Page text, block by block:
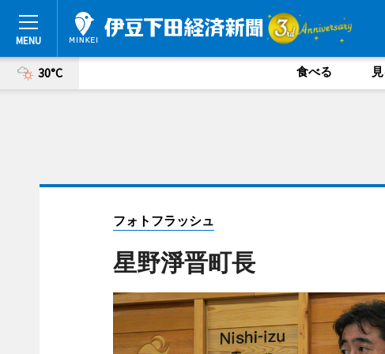
30°C 食べる
フォトフラッシュ
星野淨晋町長